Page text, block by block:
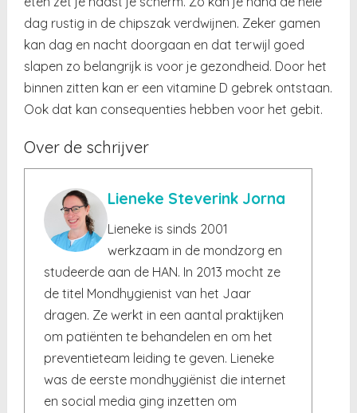
dag rustig in de chipszak verdwijnen. Zeker gamen
kan dag en nacht doorgaan en dat terwijl goed
slapen zo belangrijk is voor je gezondheid. Door het
binnen zitten kan er een vitamine D gebrek ontstaan.
Ook dat kan consequenties hebben voor het gebit.
Over de schrijver
Lieneke Steverink Jorna
Lieneke is sinds 2001
werkzaam in de mondzorg en
studeerde aan de HAN. In 2013 mocht ze
de titel Mondhygienist van het Jaar
dragen. Ze werkt in een aantal praktijken
om patiënten te behandelen en om het
preventieteam leiding te geven. Lieneke
was de eerste mondhygiënist die internet
en social media ging inzetten om